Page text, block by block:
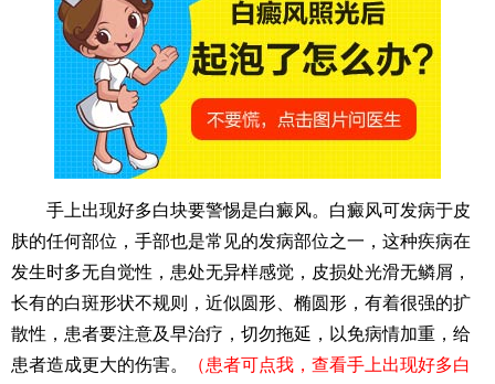
手上出现好多白块要警惕是白癜风。白癜风可发病于皮
肤的任何部位，手部也是常见的发病部位之一，这种疾病在
发生时多无自觉性，患处无异样感觉，皮损处光滑无鳞屑，
长有的白斑形状不规则，近似圆形、椭圆形，有着很强的扩
散性，患者要注意及早治疗，切勿拖延，以免病情加重，给
患者造成更大的伤害。
（患者可点我，查看手上出现好多白